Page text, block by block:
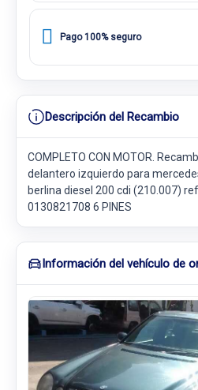
Pago 100% seguro
Descripción del Recambio
COMPLETO CON MOTOR.
delantero izquierdo para
berlina diesel 200 cdi (210.007)
0130821708 6 PINES
Información del vehículo de